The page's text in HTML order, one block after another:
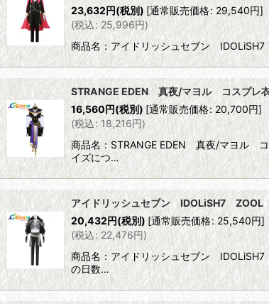
23,632円(税別)[通常販売価格: 29,540円]
(税込: 25,996円)
商品名：アイドリッシュセブン
STRANGE EDEN 真夜/マヨル コスプレ
16,560円(税別) [通常販売価格: 20,700円]
(税込: 18,216円)
商品名：STRANGE EDEN 真夜/マヨル コ
イズにつ…
アイドリッシュセブン IDOLiSH7
20,432円(税別)[通常販売価格: 25,540円]
(税込: 22,476円)
商品名：アイドリッシュセブン
の日数…